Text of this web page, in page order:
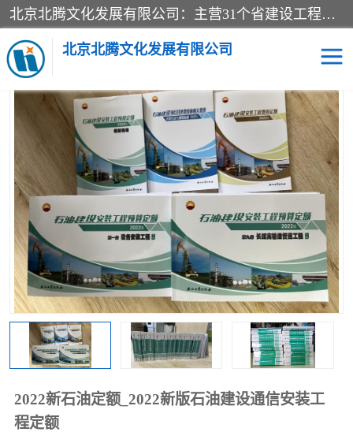
北京北腾文化发展有限公司：主营31个省建设工程预算书,工程预算软件,工程计价依据,工程造价定额,工程量清单计价定额,建设工程量消耗量定额,各行业工程预算定额,铁路定额,电力定额,矿山定额,*,黄金定额,钢铁企业检修定额,中石化安装检修定额,煤矿图书,医院书籍等.诚信的经营，在发展的同时公司不忘不断总结不断优化为客户的服务，和一如既往的热情赢得了新老客户的极高评价及青睐。
北京北腾文化发展有限公司
当前位置：首页>供应商机>石油建设安装工程预算定> 2022新石
油定额_2022新版石油建设通信安装工程定额
2022新石油定额_2022新版石油建设通信安装工
程定额
医院图书 预算定额
电力图书 煤矿图书
标准图书 铁路建设工程预算定额
电力行业工程预算定额 石油化工安装预算定额
新石油化工检修定额 石油化工概算定额数据
石油建设安装工程预算定 长输管道工程检修维修预
算定额
山东省工程预算定额 法律图书
电网技改,拆除,检修定额 炼油化工计价依据定额